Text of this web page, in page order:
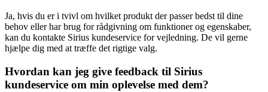
Ja, hvis du er i tvivl om hvilket produkt der passer bedst til dine
behov eller har brug for rådgivning om funktioner og egenskaber,
kan du kontakte Sirius kundeservice for vejledning. De vil gerne
hjælpe dig med at træffe det rigtige valg.
Hvordan kan jeg give feedback til Sirius
kundeservice om min oplevelse med dem?